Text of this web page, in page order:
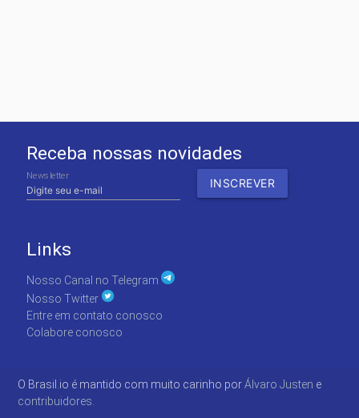
Receba nossas novidades
Newsletter
Links
Nosso Canal no Telegram
Nosso Twitter
Entre em contato conosco
Colabore conosco
O Brasil.io é mantido com muito carinho porÁlvaro Justen e
contribuidores.